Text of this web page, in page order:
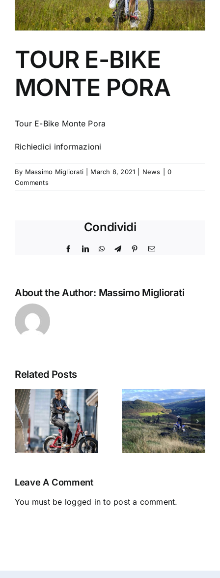
TOUR E-BIKE
MONTE PORA
Tour E-Bike Monte Pora
Richiedici informazioni
By Massimo Migliorati March 8, 2021 News
0
Comments
Condividi
FacebookLinkedInWhatsApp
TelegramPinterestEmail
About the Author: Massimo Migliorati
Related Posts
Yamaha:
Primi Test
per i
Modelli
Nuova
Gamma
Fantic
Bikes 2021
Leave A Comment
You must be logged in to post a comment.